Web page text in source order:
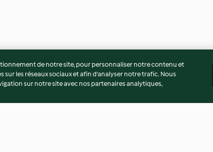
de notre site, pour personnaliser notre contenu et
les réseaux sociaux et afin d’analyser notre trafic. Nous
sur notre site avec nos partenaires analytiques,